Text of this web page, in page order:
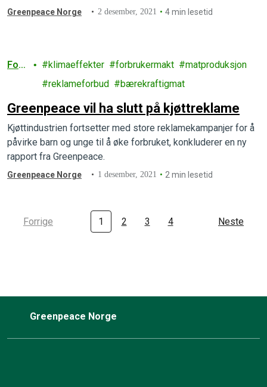
Greenpeace Norge 2 desember, 2021 4 min lesetid
Forb
klimaeffekter forbrukermakt
matproduksjon
reklameforbud
bærekraftigmat
Greenpeace vil ha slutt på kjøttreklame
Kjøttindustrien fortsetter med store reklamekampanjer for å
påvirke barn og unge til å øke forbruket, konkluderer en ny
rapport fra Greenpeace.
Greenpeace Norge 1 desember, 2021 2 min lesetid
Forrige 1 2 3 4 Neste
Greenpeace Norge